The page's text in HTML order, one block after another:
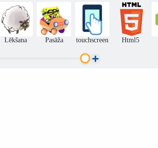
Pičons:
Atlecošais putns
Lēkšana Pasāža touchscreen Html5